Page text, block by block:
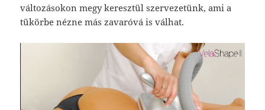
változásokon megy keresztül szervezetünk, ami a
tükörbe nézne más zavaróvá is válhat.